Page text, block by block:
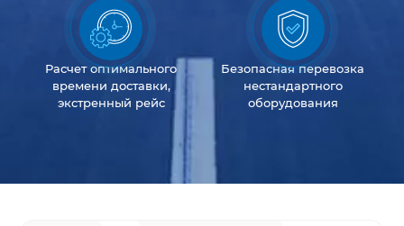
Расчет оптимального
времени доставки,
экстренный рейс
Безопасная перевозка
нестандартного
оборудования